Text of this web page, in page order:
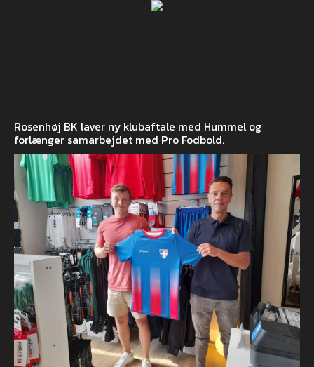
Rosenhøj BK laver ny klubaftale med Hummel og
forlænger samarbejdet med Pro Fodbold.